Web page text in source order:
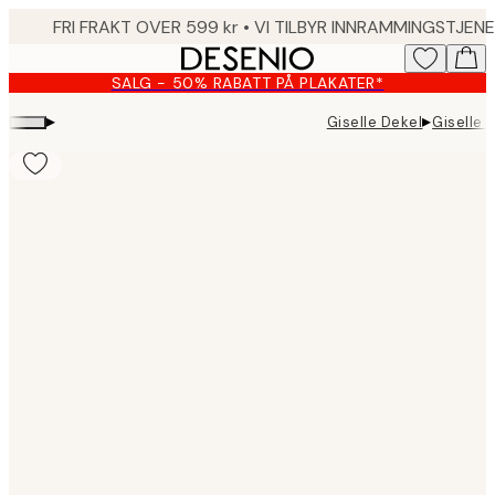
content.
SALG - 50% RABATT PÅ PLAKATER*
▸ Giselle Dekel▸Giselle